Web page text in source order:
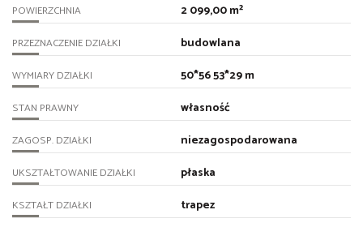
POWIERZCHNIA 2 099,00 m²
PRZEZNACZENIE DZIAŁKI budowlana
WYMIARY DZIAŁKI 50*56 53*29 m
STAN PRAWNY własność
ZAGOSP. DZIAŁKI niezagospodarowana
UKSZTAŁTOWANIE DZIAŁKI płaska
KSZTAŁT DZIAŁKI trapez